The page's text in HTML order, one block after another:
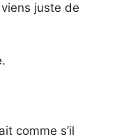
juste de
comme s’il